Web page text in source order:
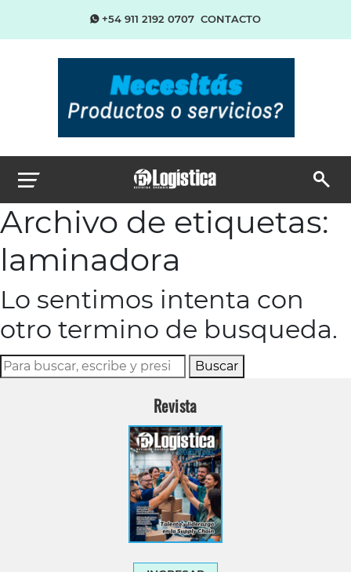
+54 911 2192 0707 CONTACTO
Archivo de etiquetas:
laminadora
Lo sentimos intenta con
otro termino de busqueda.
Buscar
Revista